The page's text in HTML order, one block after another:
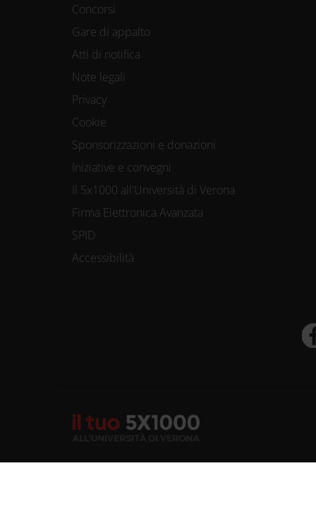
Concorsi
Gare di appalto
Atti di notifica
Note legali
Privacy
Cookie
Sponsorizzazioni e donazioni
Iniziative e convegni
Il 5x1000 all'Università di Verona
Firma Elettronica Avanzata
SPID
Accessibilità